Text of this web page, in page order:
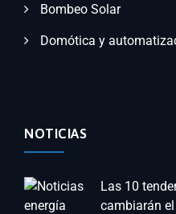
Bombeo Solar
Domótica y
NOTICIAS
Las 10
cambiarán